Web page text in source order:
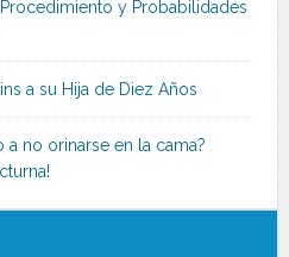
y Probabilidades
a su Hija de Diez Años
no orinarse en la cama?